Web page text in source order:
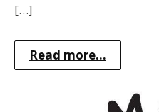
[…]
Read more...